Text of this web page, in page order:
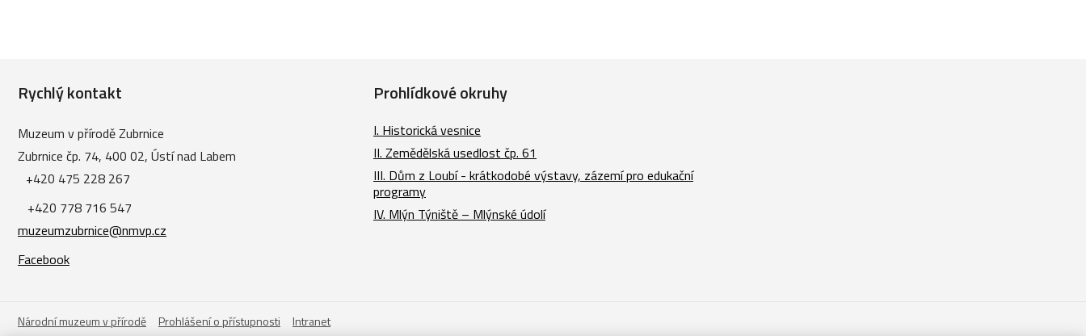
Rychlý kontakt
Muzeum v přírodě Zubrnice
Zubrnice čp. 74, 400 02, Ústí nad Labem
+420 475 228 267
+420 778 716 547
muzeumzubrnice@nmvp.cz
Facebook
Prohlídkové okruhy
I. Historická vesnice
II. Zemědělská usedlost čp. 61
III. Dům z Loubí - krátkodobé výstavy, zázemí pro edukační
programy
IV. Mlýn Týniště – Mlýnské údolí
Národní muzeum v přírodě Prohlášení o přístupnosti Intranet